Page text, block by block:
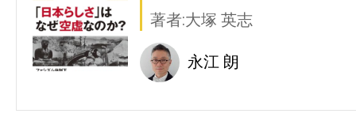
著者:大塚 英志
永江 朗